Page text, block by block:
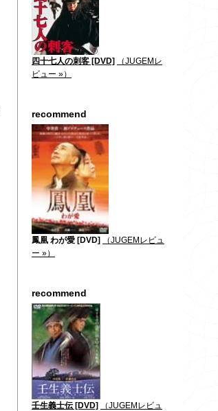
四十七人の刺客 [DVD]
（JUGEMレ
ビュー »）
recommend
鳳凰 わが愛 [DVD]
（JUGEMレビュ
ー »）
recommend
壬生義士伝 [DVD]
（JUGEMレビュ